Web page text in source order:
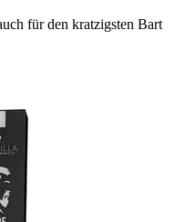
für den kratzigsten Bart